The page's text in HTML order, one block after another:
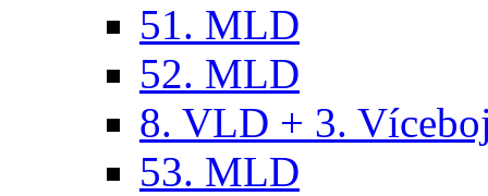
51. MLD
52. MLD
8. VLD + 3.
53. MLD